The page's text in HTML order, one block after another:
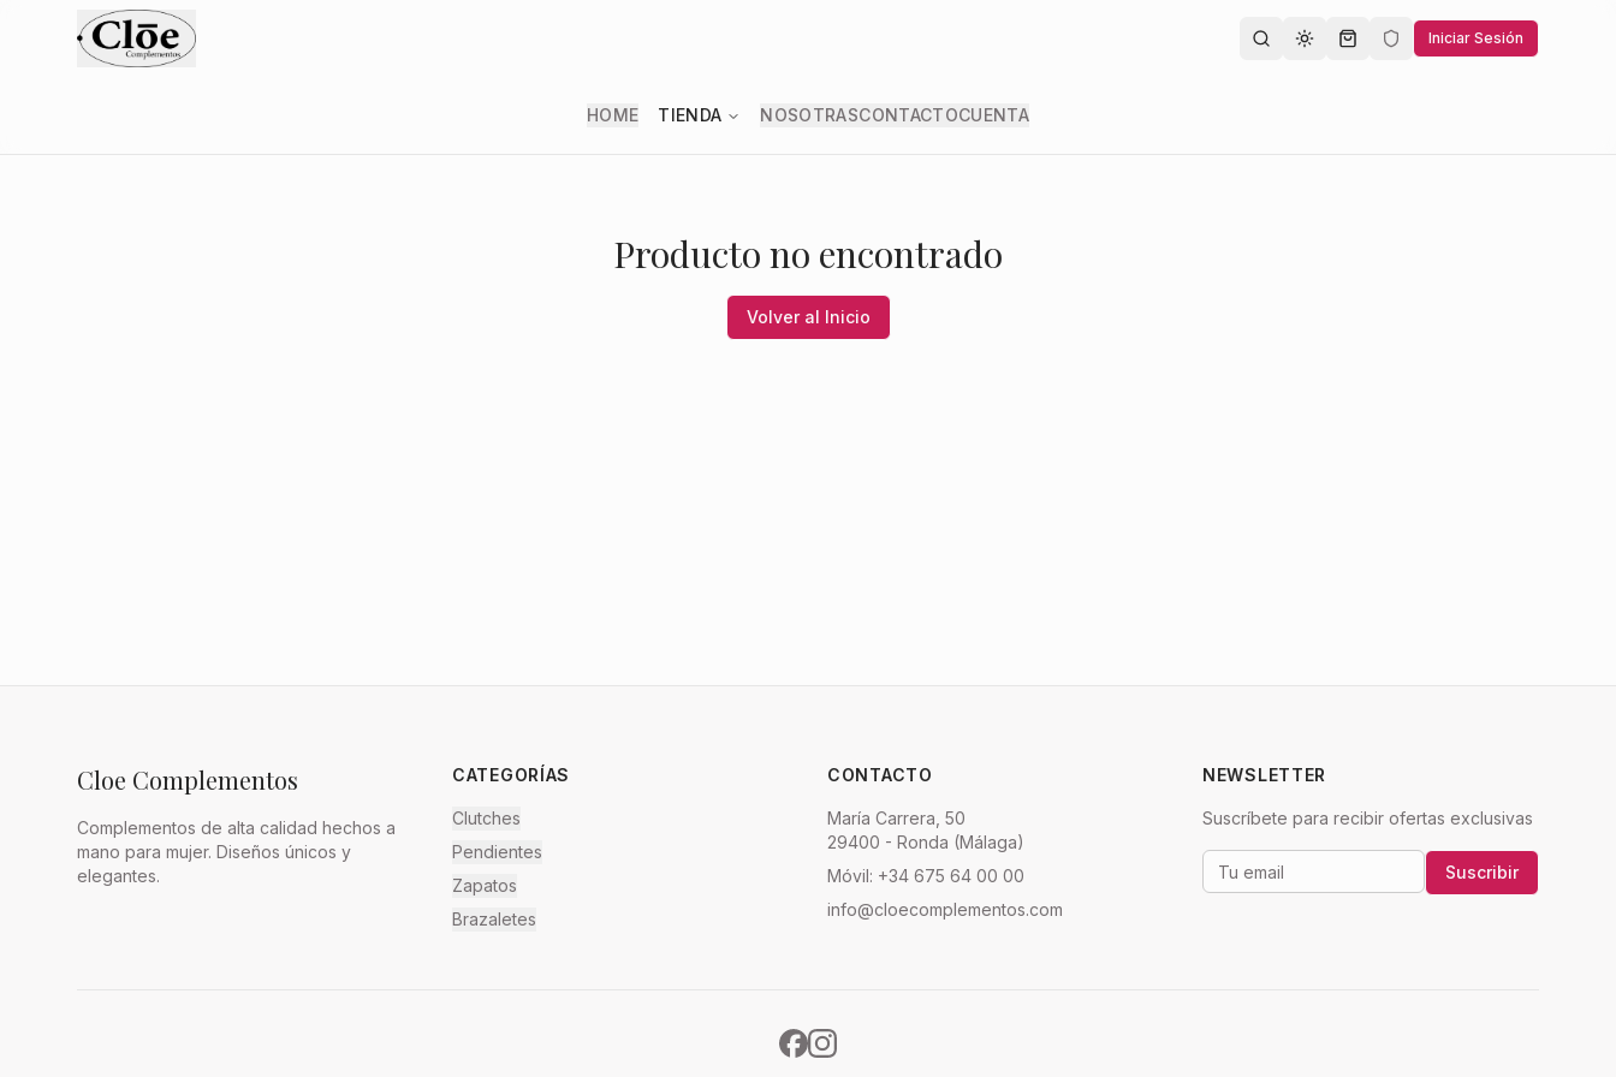
Toggle theme Iniciar Sesión
HOME TIENDA NOSOTRASCONTACTOCUENTA
Producto no encontrado
Volver al Inicio
Cloe Complementos
Complementos de alta calidad hechos a
mano para mujer. Diseños únicos y
elegantes.
CATEGORÍAS
Clutches
Pendientes
Zapatos
Brazaletes
CONTACTO
María Carrera, 50
29400 - Ronda (Málaga)
Móvil: +34 675 64 00 00
info@cloecomplementos.com
NEWSLETTER
Suscríbete para recibir ofertas exclusivas
Suscribir